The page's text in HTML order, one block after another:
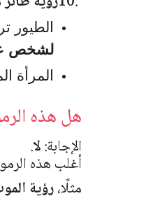
الطيور
لشخص
المرأة
هل هذه
الإجابة:لا.
أغلب هذه
مثلًا،رؤية